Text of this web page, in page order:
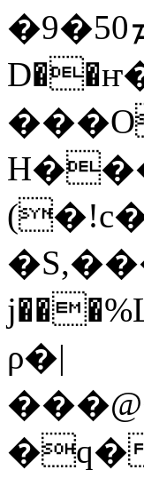
�9�50ܡ�x����(W�� ��5
ρ�|
�q�